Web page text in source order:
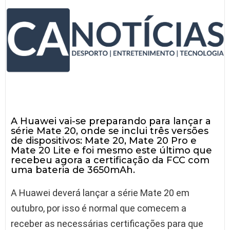
A Huawei vai-se preparando para lançar a
série Mate 20, onde se inclui três versões
de dispositivos: Mate 20, Mate 20 Pro e
Mate 20 Lite e foi mesmo este último que
recebeu agora a certificação da FCC com
uma bateria de 3650mAh.
A Huawei deverá lançar a série Mate 20 em
outubro, por isso é normal que comecem a
receber as necessárias certificações para que